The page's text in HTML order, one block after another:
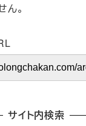
ん。
サイト内検索